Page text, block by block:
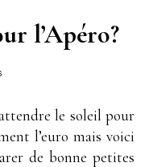
l’Apéro?
le soleil pour
l’euro mais voici
de bonne petites